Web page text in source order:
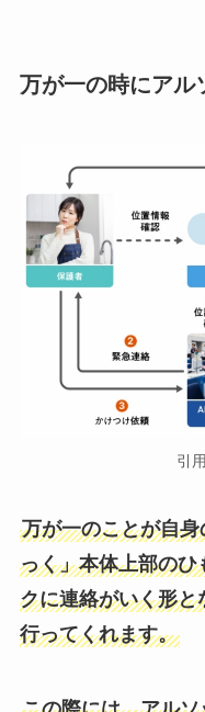
万が一の時にアル
引
万が一のことが自
っく」本体上部の
クに連絡がいく形
行ってくれます。